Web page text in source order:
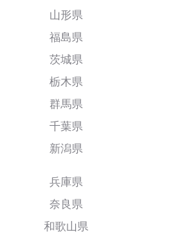
山形県
福島県
茨城県
栃木県
群馬県
千葉県
新潟県
兵庫県
奈良県
和歌山県